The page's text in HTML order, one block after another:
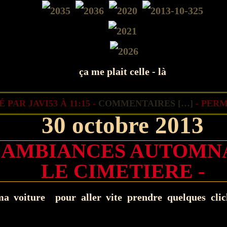
ça me plait celle - là
PAR JAVI53 À 11:15 - COMMENTAIRES […] -
30 octobre 2013
LE CIMETIERE -
voiture pour aller vite prendre quelques